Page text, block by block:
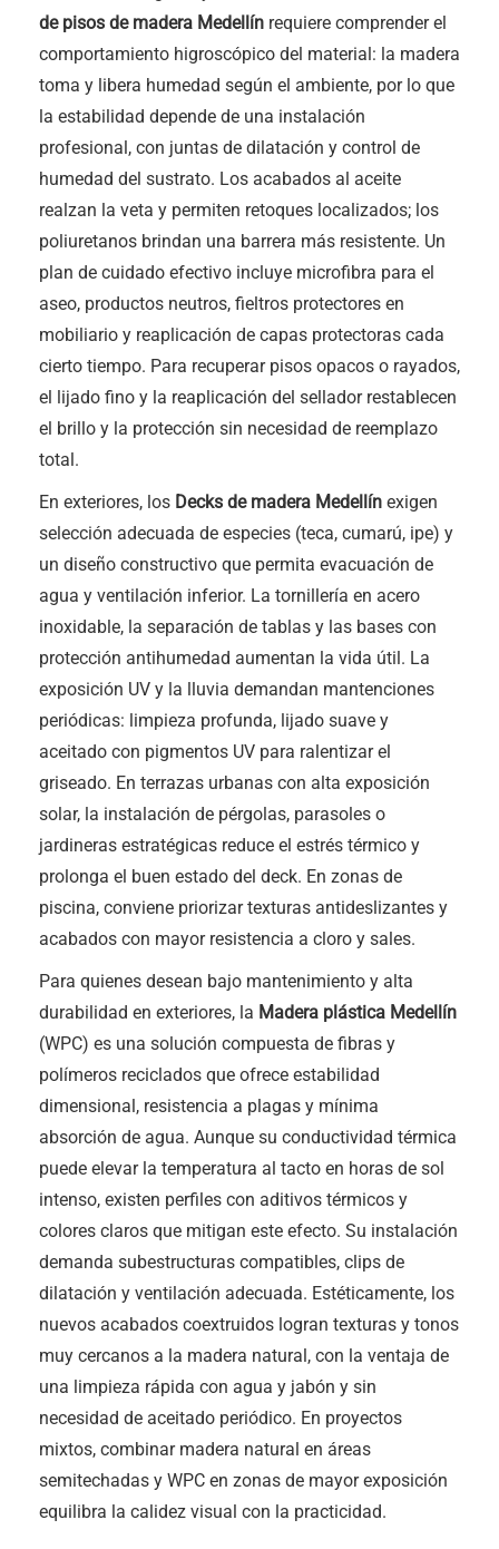
de pisos de madera Medellín requiere comprender el
comportamiento higroscópico del material: la madera
toma y libera humedad según el ambiente, por lo que
la estabilidad depende de una instalación
profesional, con juntas de dilatación y control de
humedad del sustrato. Los acabados al aceite
realzan la veta y permiten retoques localizados; los
poliuretanos brindan una barrera más resistente. Un
plan de cuidado efectivo incluye microfibra para el
aseo, productos neutros, fieltros protectores en
mobiliario y reaplicación de capas protectoras cada
cierto tiempo. Para recuperar pisos opacos o rayados,
el lijado fino y la reaplicación del sellador restablecen
el brillo y la protección sin necesidad de reemplazo
total.
En exteriores, los Decks de madera Medellín exigen
selección adecuada de especies (teca, cumarú, ipe) y
un diseño constructivo que permita evacuación de
agua y ventilación inferior. La tornillería en acero
inoxidable, la separación de tablas y las bases con
protección antihumedad aumentan la vida útil. La
exposición UV y la lluvia demandan mantenciones
periódicas: limpieza profunda, lijado suave y
aceitado con pigmentos UV para ralentizar el
griseado. En terrazas urbanas con alta exposición
solar, la instalación de pérgolas, parasoles o
jardineras estratégicas reduce el estrés térmico y
prolonga el buen estado del deck. En zonas de
piscina, conviene priorizar texturas antideslizantes y
acabados con mayor resistencia a cloro y sales.
Para quienes desean bajo mantenimiento y alta
durabilidad en exteriores, la Madera plástica Medellín
(WPC) es una solución compuesta de fibras y
polímeros reciclados que ofrece estabilidad
dimensional, resistencia a plagas y mínima
absorción de agua. Aunque su conductividad térmica
puede elevar la temperatura al tacto en horas de sol
intenso, existen perfiles con aditivos térmicos y
colores claros que mitigan este efecto. Su instalación
demanda subestructuras compatibles, clips de
dilatación y ventilación adecuada. Estéticamente, los
nuevos acabados coextruidos logran texturas y tonos
muy cercanos a la madera natural, con la ventaja de
una limpieza rápida con agua y jabón y sin
necesidad de aceitado periódico. En proyectos
mixtos, combinar madera natural en áreas
semitechadas y WPC en zonas de mayor exposición
equilibra la calidez visual con la practicidad.